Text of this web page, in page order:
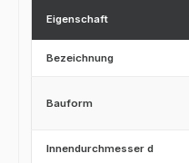
Eigenschaft
Bezeichnung
Bauform
Innendurchmesser d